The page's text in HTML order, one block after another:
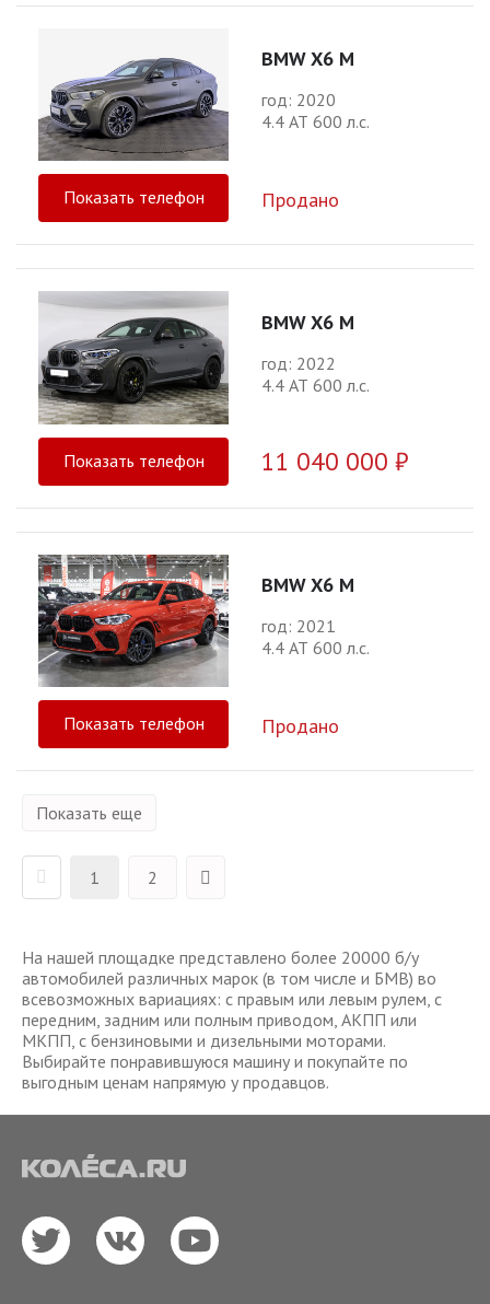
BMW X6 M
год: 2020
4.4 АТ 600 л.с.
Показать телефон Продано
BMW X6 M
год: 2022
4.4 АТ 600 л.с.
Показать телефон 11 040 000 ₽
BMW X6 M
год: 2021
4.4 АТ 600 л.с.
Показать телефон Продано
Показать еще
1 2
На нашей площадке представлено более 20000 б/у
автомобилей различных марок (в том числе и БМВ) во
всевозможных вариациях: с правым или левым рулем, с
передним, задним или полным приводом, АКПП или
МКПП, с бензиновыми и дизельными моторами.
Выбирайте понравившуюся машину и покупайте по
выгодным ценам напрямую у продавцов.